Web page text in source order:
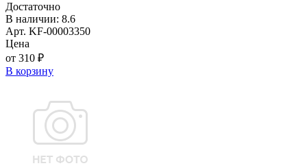
Достаточно
В наличии: 8.6
Арт. KF-00003350
Цена
от 310 ₽
В корзину